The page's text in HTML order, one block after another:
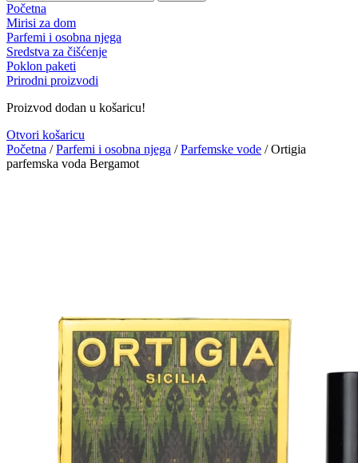
Početna
Mirisi za dom
Parfemi i osobna njega
Sredstva za čišćenje
Poklon paketi
Prirodni proizvodi
Proizvod dodan u košaricu!
Otvori košaricu
Početna /Parfemi i osobna njega /Parfemske vode / Ortigia
parfemska voda Bergamot